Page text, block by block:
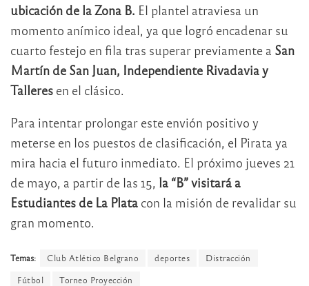
ubicación de la Zona B. El plantel atraviesa un
momento anímico ideal, ya que logró encadenar su
cuarto festejo en fila tras superar previamente a San
Martín de San Juan, Independiente Rivadavia y
Talleres en el clásico.
Para intentar prolongar este envión positivo y
meterse en los puestos de clasificación, el Pirata ya
mira hacia el futuro inmediato. El próximo jueves 21
de mayo, a partir de las 15, la “B” visitará a
Estudiantes de La Plata con la misión de revalidar su
gran momento.
Temas: Club Atlético Belgrano deportes
Distracción
Fútbol
Torneo Proyección